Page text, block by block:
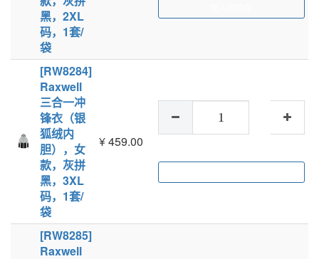
黑，2XL
码，1套/
袋
[RW8284]
Raxwell
三合一冲
锋衣（银
狐绒内
胆），女
款，灰拼
黑，3XL
码，1套/
袋
¥459.00
[RW8285]
Raxwell